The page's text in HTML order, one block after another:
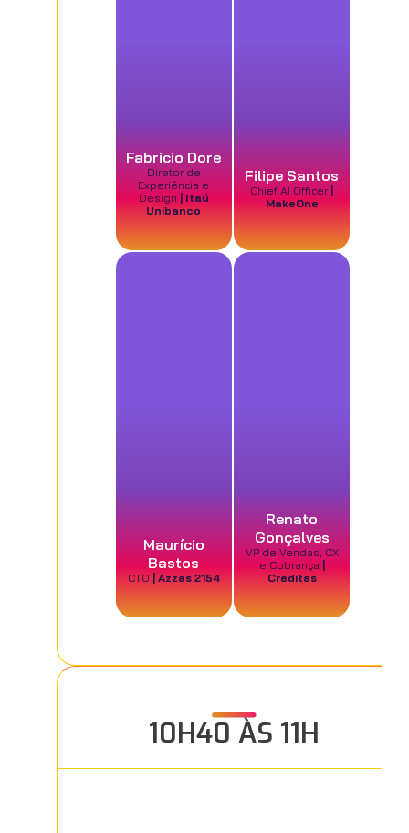
Fabricio Dore
Diretor de
Experiência e
Design
| Itaú
Unibanco
Filipe Santos
Chief AI Officer
MakeOne
Maurício
Bastos
CTO | Azzas 2154
Renato
Gonçalves
VP de Vendas, CX
e Cobrança
Creditas
10H40 ÀS 11H